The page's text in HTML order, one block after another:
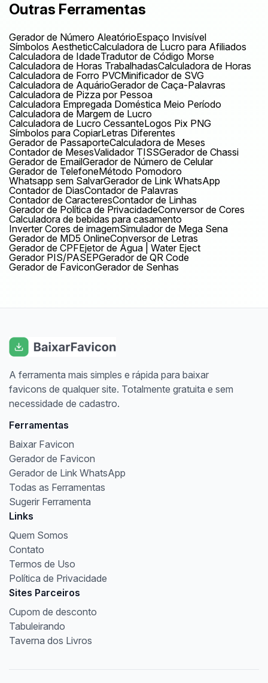
Outras Ferramentas
Gerador de Número AleatórioEspaço Invisível
Símbolos AestheticCalculadora de Lucro para Afiliados
Calculadora de IdadeTradutor de Código Morse
Calculadora de Horas TrabalhadasCalculadora de Horas
Calculadora de Forro PVCMinificador de SVG
Calculadora de AquárioGerador de Caça-Palavras
Calculadora de Pizza por Pessoa
Calculadora Empregada Doméstica Meio Período
Calculadora de Margem de Lucro
Calculadora de Lucro CessanteLogos Pix PNG
Símbolos para CopiarLetras Diferentes
Gerador de PassaporteCalculadora de Meses
Contador de MesesValidador TISSGerador de Chassi
Gerador de EmailGerador de Número de Celular
Gerador de TelefoneMétodo Pomodoro
Whatsapp sem SalvarGerador de Link WhatsApp
Contador de DiasContador de Palavras
Contador de CaracteresContador de Linhas
Gerador de Política de PrivacidadeConversor de Cores
Calculadora de bebidas para casamento
Inverter Cores de imagemSimulador de Mega Sena
Gerador de MD5 OnlineConversor de Letras
Gerador de CPFEjetor de Água | Water Eject
Gerador PIS/PASEPGerador de QR Code
Gerador de FaviconGerador de Senhas
A ferramenta mais simples e rápida para baixar
favicons de qualquer site. Totalmente gratuita e sem
necessidade de cadastro.
Ferramentas
Baixar Favicon
Gerador de Favicon
Gerador de Link WhatsApp
Todas as Ferramentas
Sugerir Ferramenta
Links
Quem Somos
Contato
Termos de Uso
Política de Privacidade
Sites Parceiros
Cupom de desconto
Tabuleirando
Taverna dos Livros